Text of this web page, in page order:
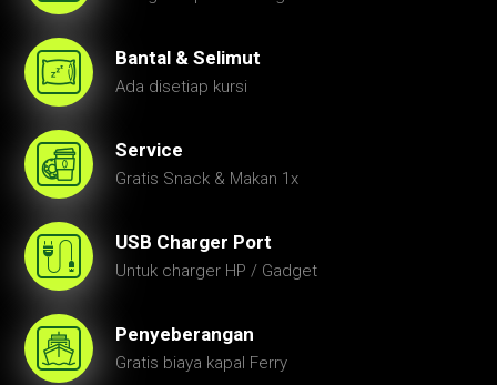
Bantal & Selimut
Ada disetiap kursi
Service
Gratis Snack & Makan 1x
USB Charger Port
Untuk charger HP / Gadget
Penyeberangan
Gratis biaya kapal Ferry